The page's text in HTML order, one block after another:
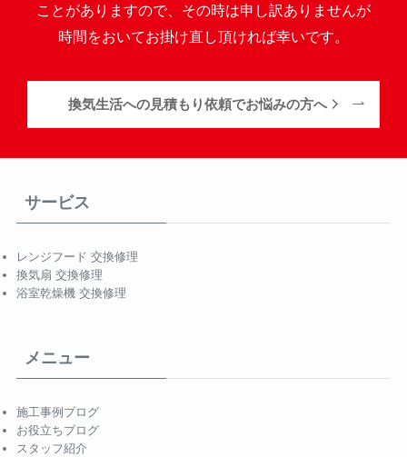
ことがありますので、その時は申し訳ありませんが
時間をおいてお掛け直し頂ければ幸いです。
換気生活への見積もり依頼でお悩みの方へ
サービス
レンジフード 交換修理
換気扇 交換修理
浴室乾燥機 交換修理
メニュー
施工事例ブログ
お役立ちブログ
スタッフ紹介